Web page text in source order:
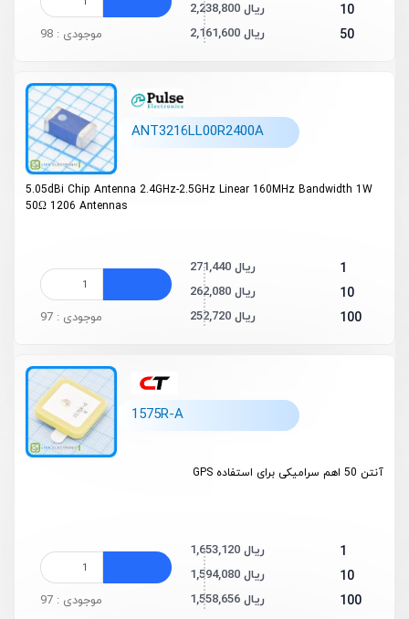
10 2,238,800 ریال
50 2,161,600 ریال موجودی : 98
ANT3216LL00R2400A
5.05dBi Chip Antenna 2.4GHz-2.5GHz Linear 160MHz Bandwidth 1W
50Ω 1206 Antennas
1 271,440 ریال
10 262,080 ریال
100 252,720 ریال موجودی : 97
1575R-A
آنتن 50 اهم سرامیکی برای استفاده GPS
1 1,653,120 ریال
10 1,594,080 ریال
100 1,558,656 ریال موجودی : 97